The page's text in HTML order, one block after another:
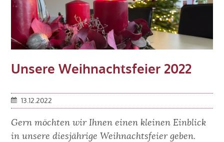
Unsere Weihnachtsfeier 2022
13.12.2022
Gern möchten wir Ihnen einen kleinen Einblick
in unsere diesjährige Weihnachtsfeier geben.